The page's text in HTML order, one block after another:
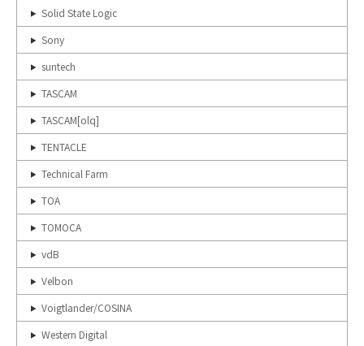
Solid State Logic
Sony
suntech
TASCAM
TASCAM[olq]
TENTACLE
Technical Farm
TOA
TOMOCA
vdB
Velbon
Voigtlander/COSINA
Western Digital